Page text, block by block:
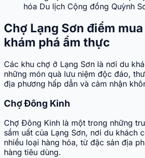
hóa Du lịch Cộng đồng Quỳnh
Chợ Lạng Sơn điểm
khám phá ẩm thực
Các khu chợ ở Lạng Sơn là nơi du
những món quà lưu niệm độc đáo,
địa phương hấp dẫn và cảm nhận
Chợ Đông Kinh
Chợ Đông Kinh là một trong những
sầm uất của Lạng Sơn, nơi du khách
nhiều loại hàng hóa, từ đặc sản địa
hàng tiêu dùng.